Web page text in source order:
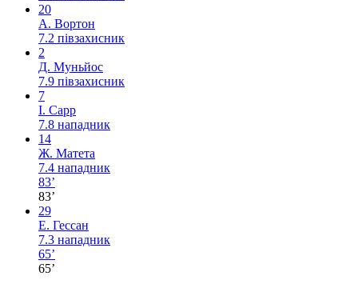
20
А. Вортон
7.2 півзахисник
2
Д. Муньйос
7.9 півзахисник
7
І. Сарр
7.8 нападник
14
Ж. Матета
7.4 нападник
83’
83’
29
Е. Гессан
7.3 нападник
65’
65’